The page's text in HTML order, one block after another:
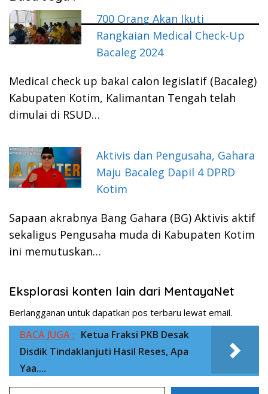
700 Orang Akan Ikuti
Rangkaian Medical Check-Up
Bacaleg 2024
Medical check up bakal calon legislatif (Bacaleg)
Kabupaten Kotim, Kalimantan Tengah telah
dimulai di RSUD…
Aktivis dan Pengusaha, Gahara
Maju Bacaleg Dapil 4 DPRD
Kotim
Sapaan akrabnya Bang Gahara (BG) Aktivis aktif
sekaligus Pengusaha muda di Kabupaten Kotim
ini memutuskan…
Eksplorasi konten lain dari MentayaNet
Berlangganan untuk dapatkan pos terbaru lewat email.
BACA JUGA : Ketua Fraksi PKB Desak
Disdik Tindaklanjuti Hasil Reses, Apa
Yaa....
Ketikkan email Anda...